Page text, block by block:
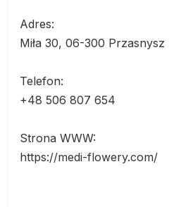
Adres:
Miła 30, 06-300 Przasnysz
Telefon:
+48 506 807 654
Strona WWW:
https://medi-flowery.com/